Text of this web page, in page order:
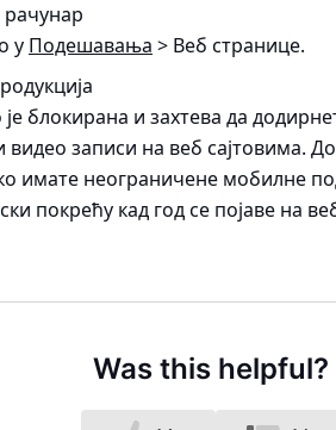
рачунар
у Подешавања > Веб странице.
блокирана и захтева да
видео записи на веб сајтовима.
имате неограничене мобилне
покрећу кад год се појаве на
Was this helpful?